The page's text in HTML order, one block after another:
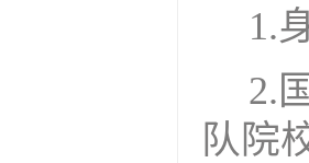
1.
2.
队院